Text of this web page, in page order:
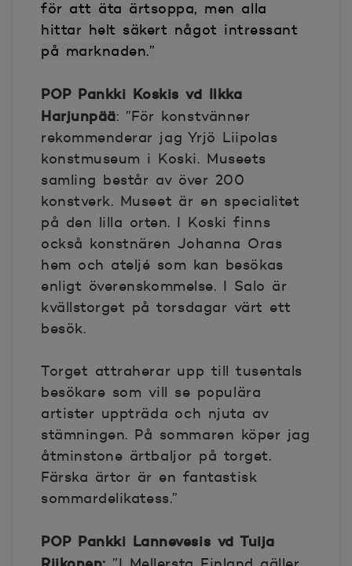
för att äta ärtsoppa, men alla
hittar helt säkert något intressant
på marknaden.”
POP Pankki Koskis vd Ilkka
Harjunpää: ”För konstvänner
rekommenderar jag Yrjö Liipolas
konstmuseum i Koski. Museets
samling består av över 200
konstverk. Museet är en specialitet
på den lilla orten. I Koski finns
också konstnären Johanna Oras
hem och ateljé som kan besökas
enligt överenskommelse. I Salo är
kvällstorget på torsdagar värt ett
besök.
Torget attraherar upp till tusentals
besökare som vill se populära
artister uppträda och njuta av
stämningen. På sommaren köper jag
åtminstone ärtbaljor på torget.
Färska ärtor är en fantastisk
sommardelikatess.”
POP Pankki Lannevesis vd Tuija